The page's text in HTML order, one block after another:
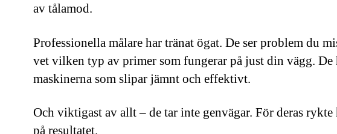
av tålamod.
Professionella målare har tränat ögat. De ser problem du
vet vilken typ av primer som fungerar på just din vägg. De
maskinerna som slipar jämnt och effektivt.
Och viktigast av allt – de tar inte genvägar. För deras rykte
på resultatet.